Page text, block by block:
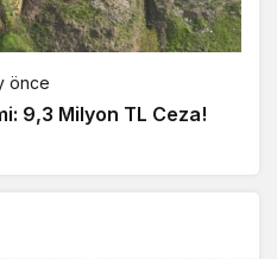
önce
9,3 Milyon TL Ceza!